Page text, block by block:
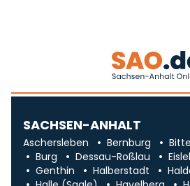
SACHSEN-ANHALT
Aschersleben Bernburg
Burg
Dessau-Roßlau
Genthin
Halberstadt